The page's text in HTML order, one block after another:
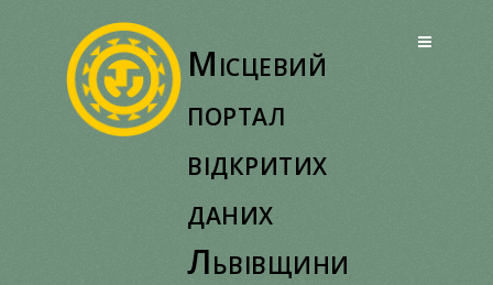
Місцевий
портал
відкритих
даних
Львівщини